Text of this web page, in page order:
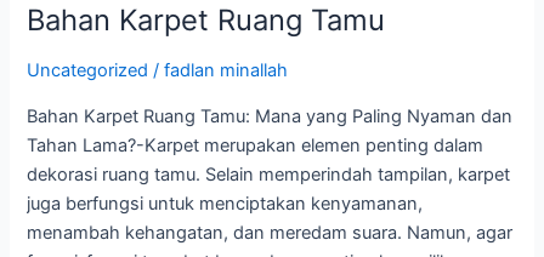
Bahan Karpet Ruang Tamu
Uncategorized /fadlan minallah
Bahan Karpet Ruang Tamu: Mana yang Paling Nyaman dan
Tahan Lama?-Karpet merupakan elemen penting dalam
dekorasi ruang tamu. Selain memperindah tampilan, karpet
juga berfungsi untuk menciptakan kenyamanan,
menambah kehangatan, dan meredam suara. Namun, agar